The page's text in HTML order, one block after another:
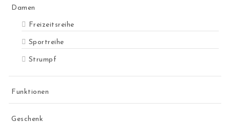
Damen
Freizeitsreihe
Sportreihe
Strumpf
Funktionen
Geschenk